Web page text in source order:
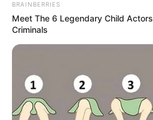
BRAINBERRIES
Meet The 6 Legendary Child
Criminals